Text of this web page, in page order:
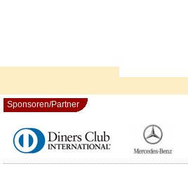
Sponsoren/Partner